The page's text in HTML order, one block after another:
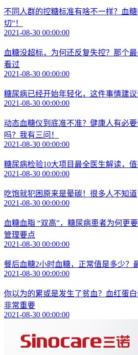
不同人群的控糖标准有啥不一样？血
切”！
2021-08-30 00:00:00
血糖没超标，为何还反复失控？那个
看过
2021-08-30 00:00:00
糖尿病已经开始年轻化，这件事情建
2021-08-30 00:00:00
动态血糖仪到底准不准？健康人有必
吗？我有三问！
2021-08-30 00:00:00
糖尿病检验10大项目最全医生解读，
2021-08-30 00:00:00
吃饱就犯困原来是晕碳！很多人不知道
2021-08-30 00:00:00
血糖血脂 “双高”，糖尿病患者为何更
管理要点
2021-08-30 00:00:00
餐后血糖2小时血糖，正常值是多少？
2021-08-30 00:00:00
你以为的累或是发生了贫血？血红蛋白
非常重要
2021-08-30 00:00:00